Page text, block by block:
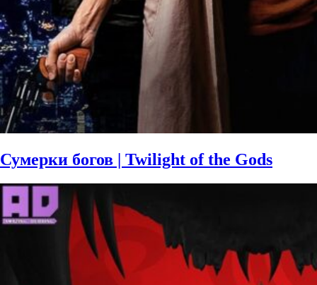
Сумерки богов | Twilight of the Gods